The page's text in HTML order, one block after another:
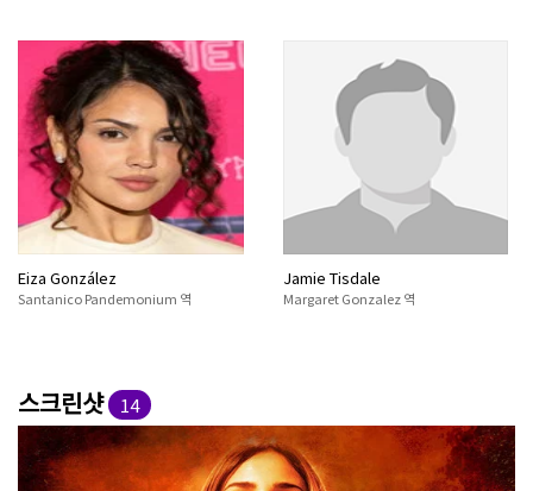
Eiza González
Santanico Pandemonium 역
Jamie Tisdale
Margaret Gonzalez 역
스크린샷 14